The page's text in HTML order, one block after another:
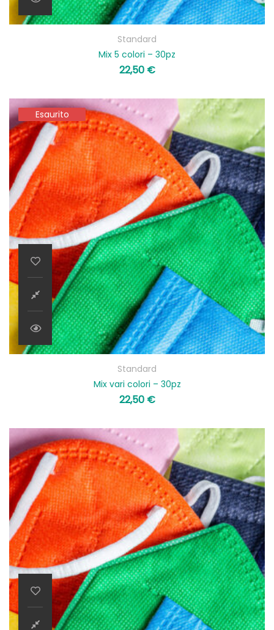
Standard
Mix 5 colori – 30pz
22,50 €
Esaurito
Esaurito
Standard
Mix vari colori – 30pz
22,50 €